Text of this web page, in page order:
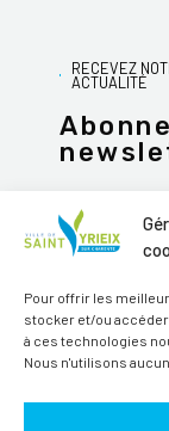
Pour offrir les
stocker et/ou
à ces technologies
Nous n'utilisons
RECEVEZ
ACTUALITÉ
Alternative: